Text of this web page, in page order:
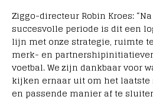
Ziggo-directeur Robin Kroes:
succesvolle periode is dit een
lijn met onze strategie, ruimte
merk- en
voetbal. We zijn dankbaar voor
kijken ernaar uit om het laatste
en passende manier af te